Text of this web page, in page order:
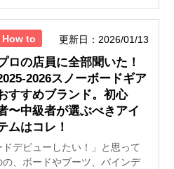
How to 更新日：2026/01/13
ロの店員に全部聞いた！
2026スノーボードギア
すすめブランド。初心
〜中級者が選ぶべきアイ
ムはコレ！
ドデビューしたい！」と思って
、ボードやブーツ、バインデ